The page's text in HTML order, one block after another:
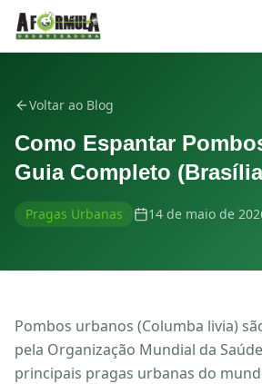
Pular para o conteúdo
💬 ORÇAMENTO
Voltar ao Blog
Como Espantar
Guia Completo
Pragas Urbanas 14 de maio de
Pombos urbanos (Columba livia)
pela Organização Mundial da
principais pragas urbanas do